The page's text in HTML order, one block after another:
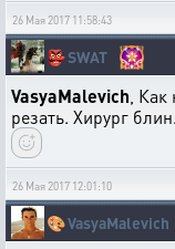
26 Мая 2017 11:58:43
👺SWAT
VasyaMalevich ,
резать. Хирург блин.
26 Мая 2017 12:01:10
🎨VasyaMalevich